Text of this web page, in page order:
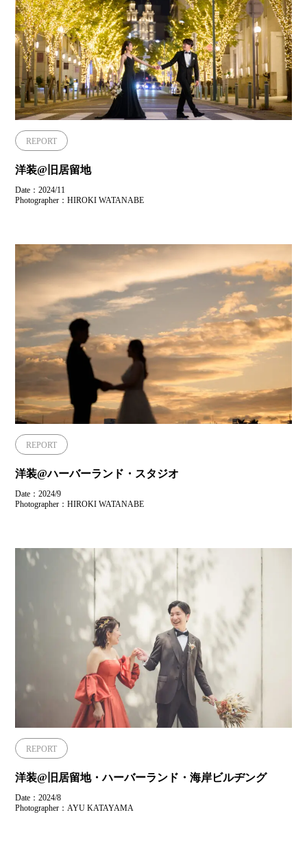
REPORT
洋装@旧居留地
Date：2024/11
Photographer：HIROKI WATANABE
REPORT
洋装@ハーバーランド・スタジオ
Date：2024/9
Photographer：HIROKI WATANABE
REPORT
洋装@旧居留地・ハーバーランド・海岸ビルヂング
Date：2024/8
Photographer：AYU KATAYAMA